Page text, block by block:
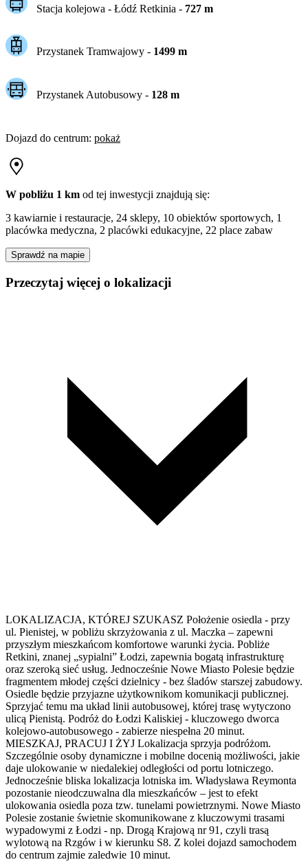
Stacja kolejowa - Łódź Retkinia - 727m
Przystanek Tramwajowy - 1499m
Przystanek Autobusowy - 128m
Dojazd do centrum: pokaż
W pobliżu 1 km od tej inwestycji znajdują się:
3 kawiarnie i restauracje, 24 sklepy, 10 obiektów sportowych, 1
placówka medyczna, 2 placówki edukacyjne, 22 place zabaw
Sprawdź na mapie
Przeczytaj więcej o lokalizacji
LOKALIZACJA, KTÓREJ SZUKASZ Położenie osiedla - przy
ul. Pienistej, w pobliżu skrzyżowania z ul. Maczka – zapewni
przyszłym mieszkańcom komfortowe warunki życia. Pobliże
Retkini, znanej „sypialni” Łodzi, zapewnia bogatą infrastrukturę
oraz szeroką sieć usług. Jednocześnie Nowe Miasto Polesie będzie
fragmentem młodej części dzielnicy - bez śladów starszej zabudowy.
Osiedle będzie przyjazne użytkownikom komunikacji publicznej.
Sprzyjać temu ma układ linii autobusowej, której trasę wytyczono
ulicą Pienistą. Podróż do Łodzi Kaliskiej - kluczowego dworca
kolejowo-autobusowego - zabierze niespełna 20 minut.
MIESZKAJ, PRACUJ I ŻYJ Lokalizacja sprzyja podróżom.
Szczególnie osoby dynamiczne i mobilne docenią możliwości, jakie
daje ulokowanie w niedalekiej odległości od portu lotniczego.
Jednocześnie bliska lokalizacja lotniska im. Władysława Reymonta
pozostanie nieodczuwalna dla mieszkańców – jest to efekt
ulokowania osiedla poza tzw. tunelami powietrznymi. Nowe Miasto
Polesie zostanie świetnie skomunikowane z kluczowymi trasami
wypadowymi z Łodzi - np. Drogą Krajową nr 91, czyli trasą
wylotową na Rzgów i w kierunku S8. Z kolei dojazd samochodem
do centrum zajmie zaledwie 10 minut.